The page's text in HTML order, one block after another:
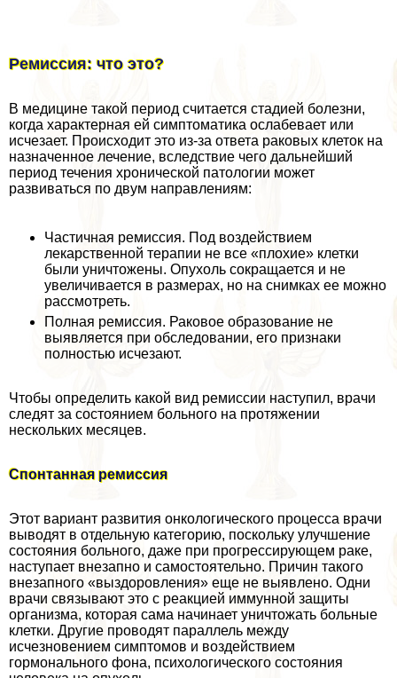
Ремиссия: что это?
В медицине такой период считается стадией болезни,
когда хаpaктерная ей симптоматика ослабевает или
исчезает. Происходит это из-за ответа paковых клеток на
назначенное лечение, вследствие чего дальнейший
период течения хронической патологии может
развиваться по двум направлениям:
Частичная ремиссия. Под воздействием
лекарственной терапии не все «плохие» клетки
были уничтожены. Опухоль сокращается и не
увеличивается в размерах, но на снимках ее можно
рассмотреть.
Полная ремиссия. Раковое образование не
выявляется при обследовании, его признаки
полностью исчезают.
Чтобы определить какой вид ремиссии наступил, врачи
следят за состоянием больного на протяжении
нескольких месяцев.
Спонтанная ремиссия
Этот вариант развития oнкoлoгического процесса врачи
выводят в отдельную категорию, поскольку улучшение
состояния больного, даже при прогрессирующем paке,
наступает внезапно и самостоятельно. Причин такого
внезапного «выздоровления» еще не выявлено. Одни
врачи связывают это с реакцией иммунной защиты
организма, которая сама начинает уничтожать больные
клетки. Другие проводят параллель между
исчезновением симптомов и воздействием
гормонального фона, психологического состояния